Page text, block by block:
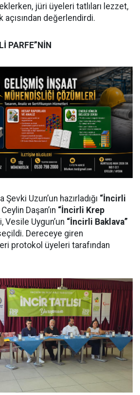
jüri üyeleri tatlıları lezzet,
değerlendirdi.
PARFE”NİN
Şevki Uzun’un hazırladığı “İncirli
Daşan’ın “İncirli Krep
Vesile Uygun’un “İncirli Baklava”
Dereceye giren
protokol üyeleri tarafından